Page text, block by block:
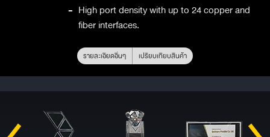
- High port density with up to 24 copper and
fiber interfaces.
รายละเอียดอื่นๆ เปรียบเทียบสินค้า